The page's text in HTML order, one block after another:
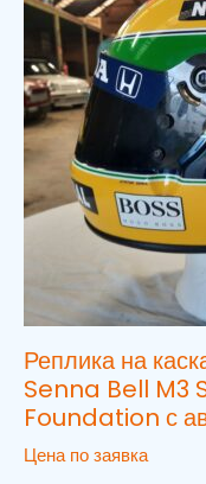
Реплика на
Senna Bell M3
Foundation с
Цена по заявка